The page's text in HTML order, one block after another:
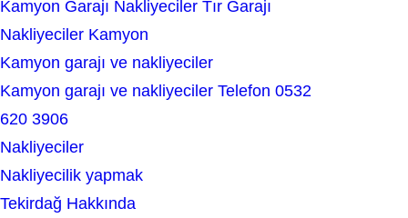
Kamyon Garajı Nakliyeciler Tır Garajı
Nakliyeciler Kamyon
Kamyon garajı ve nakliyeciler
Kamyon garajı ve nakliyeciler Telefon 0532
620 3906
Nakliyeciler
Nakliyecilik yapmak
Tekirdağ Hakkında